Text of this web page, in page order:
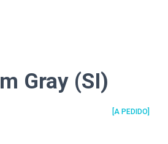
Gray (SI)
[A PEDIDO]